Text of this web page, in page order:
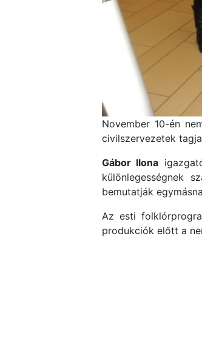
November 10-én
civilszervezetek
Gábor Ilona
különlegességnek
bemutatják
Az esti
produkciók előtt a